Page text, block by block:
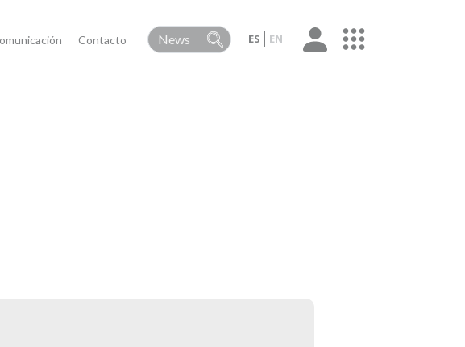
Contacto ES EN